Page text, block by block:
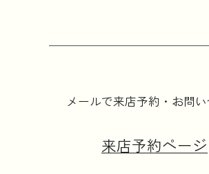
メールで来店予約・お問
来店予約ページ